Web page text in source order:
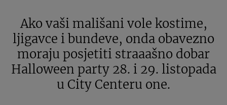
Ako vaši mališani vole kostime,
ljigavce i bundeve, onda obavezno
moraju posjetiti straaašno dobar
Halloween party 28. i 29. listopada
u City Centeru one.